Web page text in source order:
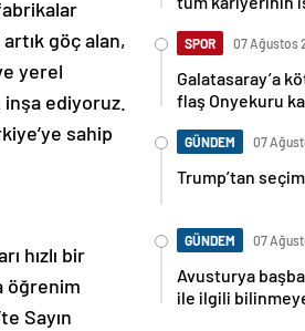
göç alan,
yerel
inşa ediyoruz.
sahip
hızlı bir
öğrenim
Sayın
SPOR 07 Ağustos
Galatasaray’a
flaş Onyekuru
GÜNDEM 07
Trump’tan
GÜNDEM 07
Avusturya
ile ilgili